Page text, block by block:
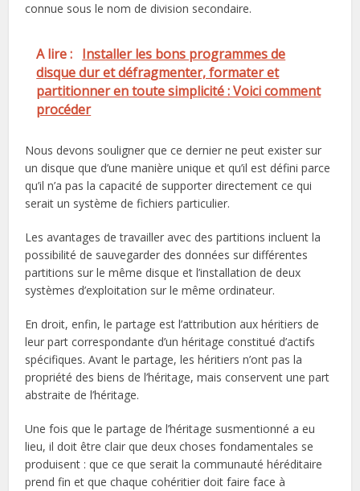
connue sous le nom de division secondaire.
A lire : Installer les bons programmes de
disque dur et défragmenter, formater et
partitionner en toute simplicité : Voici comment
procéder
Nous devons souligner que ce dernier ne peut exister sur
un disque que d’une manière unique et qu’il est défini parce
qu’il n’a pas la capacité de supporter directement ce qui
serait un système de fichiers particulier.
Les avantages de travailler avec des partitions incluent la
possibilité de sauvegarder des données sur différentes
partitions sur le même disque et l’installation de deux
systèmes d’exploitation sur le même ordinateur.
En droit, enfin, le partage est l’attribution aux héritiers de
leur part correspondante d’un héritage constitué d’actifs
spécifiques. Avant le partage, les héritiers n’ont pas la
propriété des biens de l’héritage, mais conservent une part
abstraite de l’héritage.
Une fois que le partage de l’héritage susmentionné a eu
lieu, il doit être clair que deux choses fondamentales se
produisent : que ce que serait la communauté héréditaire
prend fin et que chaque cohéritier doit faire face à